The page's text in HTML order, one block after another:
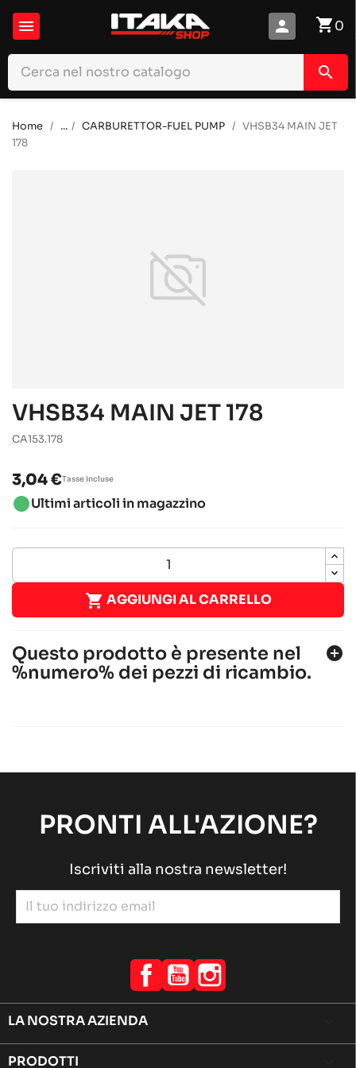
 shopping_cart0
person
search
Home ... CARBURETTOR-FUEL PUMP
VHSB34 MAIN JET
178
VHSB34 MAIN JET 178
CA153.178
3,04 €Tasse incluse
brightness_1Ultimi articoli in magazzino
 AGGIUNGI AL CARRELLO
Questo prodotto è presente nel
%numero% dei pezzi di ricambio.
add_circle
PRONTI ALL'AZIONE?
Iscriviti alla nostra newsletter!
Facebook
YouTube
LA NOSTRA AZIENDA
PRODOTTI